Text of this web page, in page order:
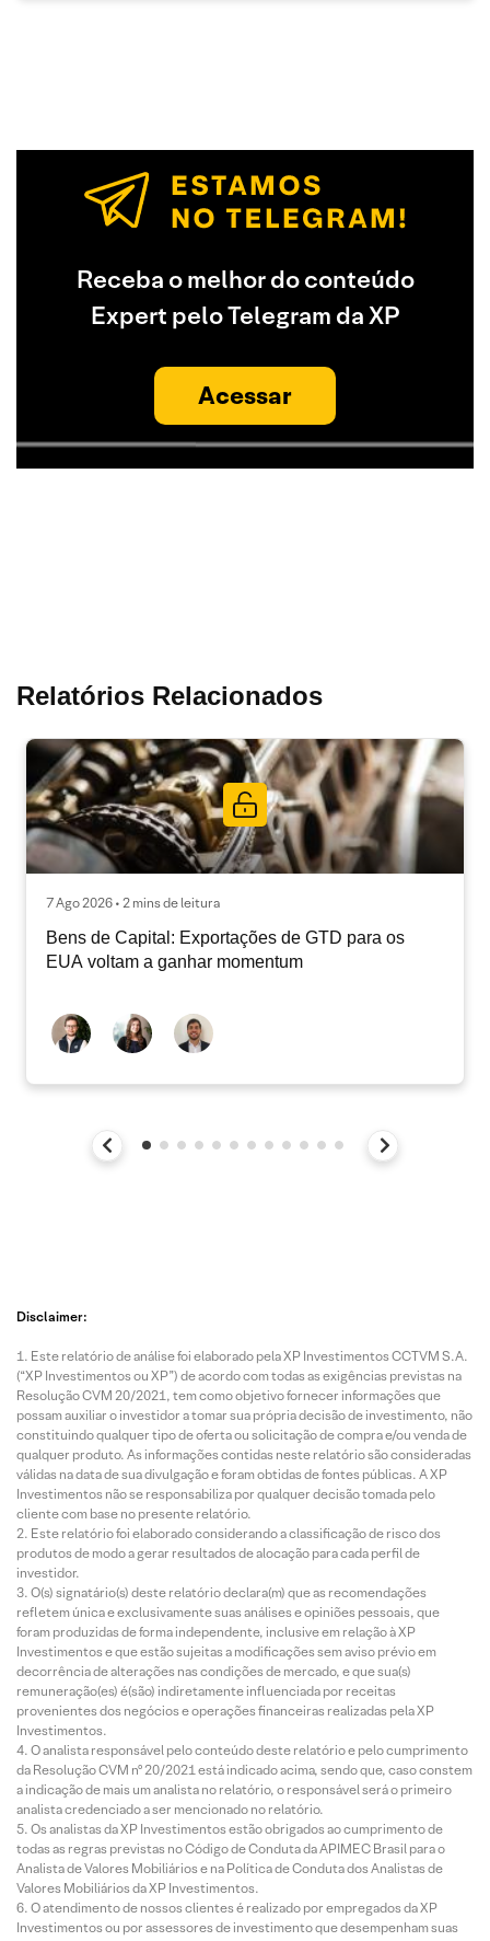
Receba o melhor do conteúdo
Expert pelo Telegram da XP
Acessar
Relatórios Relacionados
7 Ago 2026 • 2 mins de leitura
Bens de Capital: Exportações de GTD para os
EUA voltam a ganhar momentum
Disclaimer:
Este relatório de análise foi elaborado pela XP Investimentos CCTVM S.A.
(“XP Investimentos ou XP”) de acordo com todas as exigências previstas na
Resolução CVM 20/2021, tem como objetivo fornecer informações que
possam auxiliar o investidor a tomar sua própria decisão de investimento, não
constituindo qualquer tipo de oferta ou solicitação de compra e/ou venda de
qualquer produto. As informações contidas neste relatório são consideradas
válidas na data de sua divulgação e foram obtidas de fontes públicas. A XP
Investimentos não se responsabiliza por qualquer decisão tomada pelo
cliente com base no presente relatório.
Este relatório foi elaborado considerando a classificação de risco dos
produtos de modo a gerar resultados de alocação para cada perfil de
investidor.
O(s) signatário(s) deste relatório declara(m) que as recomendações
refletem única e exclusivamente suas análises e opiniões pessoais, que
foram produzidas de forma independente, inclusive em relação à XP
Investimentos e que estão sujeitas a modificações sem aviso prévio em
decorrência de alterações nas condições de mercado, e que sua(s)
remuneração(es) é(são) indiretamente influenciada por receitas
provenientes dos negócios e operações financeiras realizadas pela XP
Investimentos.
O analista responsável pelo conteúdo deste relatório e pelo cumprimento
da Resolução CVM nº 20/2021 está indicado acima, sendo que, caso constem
a indicação de mais um analista no relatório, o responsável será o primeiro
analista credenciado a ser mencionado no relatório.
Os analistas da XP Investimentos estão obrigados ao cumprimento de
todas as regras previstas no Código de Conduta da APIMEC Brasil para o
Analista de Valores Mobiliários e na Política de Conduta dos Analistas de
Valores Mobiliários da XP Investimentos.
O atendimento de nossos clientes é realizado por empregados da XP
Investimentos ou por assessores de investimento que desempenham suas